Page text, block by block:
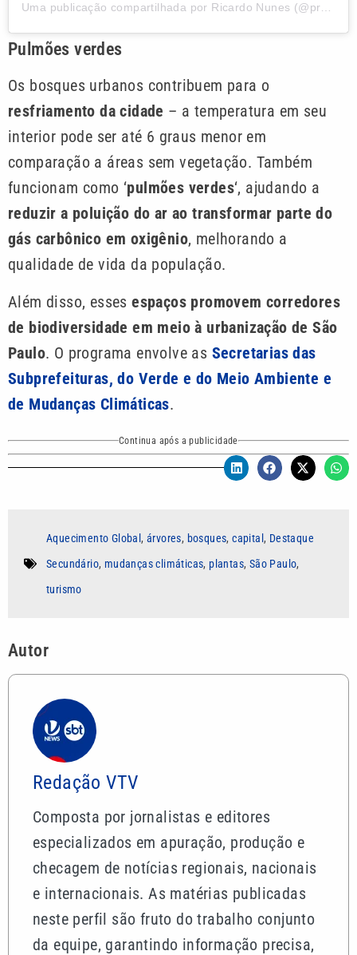
Uma publicação compartilhada por Ricardo Nunes (@prefeitoricardonunes)
Pulmões verdes
Os bosques urbanos contribuem para o
resfriamento da cidade – a temperatura em seu
interior pode ser até 6 graus menor em
comparação a áreas sem vegetação. Também
funcionam como ‘pulmões verdes‘, ajudando a
reduzir a poluição do ar ao transformar parte do
gás carbônico em oxigênio, melhorando a
qualidade de vida da população.
Além disso, essesespaços promovem corredores
de biodiversidade em meio à urbanização de São
Paulo. O programa envolve as Secretarias das
Subprefeituras, do Verde e do Meio Ambiente e
de Mudanças Climáticas.
Continua após a publicidade
Aquecimento Global ,árvores, bosques,capital , Destaque
Secundário, mudanças climáticas, plantas, São Paulo,
turismo
Autor
Redação VTV
Composta por jornalistas e editores
especializados em apuração, produção e
checagem de notícias regionais, nacionais
e internacionais. As matérias publicadas
neste perfil são fruto do trabalho conjunto
da equipe, garantindo informação precisa,